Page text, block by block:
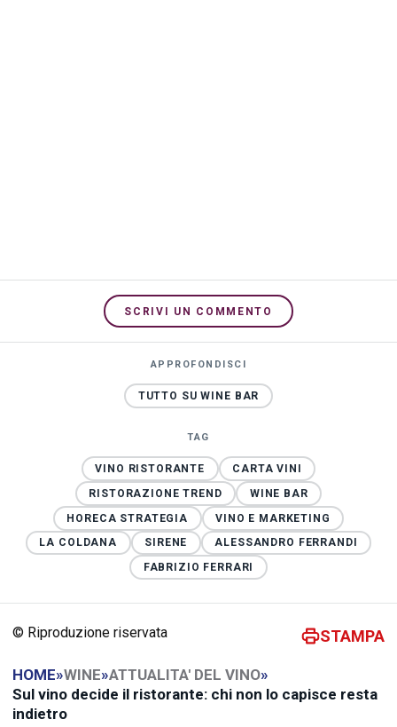
SCRIVI UN COMMENTO
APPROFONDISCI
TUTTO SU WINE BAR
TAG
VINO RISTORANTE
CARTA VINI
RISTORAZIONE TREND
WINE BAR
HORECA STRATEGIA
VINO E MARKETING
LA COLDANA
SIRENE
ALESSANDRO FERRANDI
FABRIZIO FERRARI
© Riproduzione riservata STAMPA
HOME»WINE»ATTUALITA' DEL VINO»
Sul vino decide il ristorante: chi non lo capisce resta
indietro